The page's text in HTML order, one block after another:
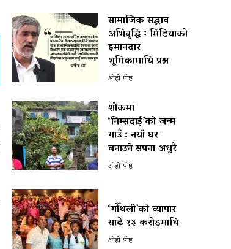
सामाजिक सद्भाव
अभिवृद्धि ः मिडियाको
इमानदार
भूमिकामाथि प्रश्न
ओहो पोष्ट
शोकमा
‘निम्सदाई’को जन्म
गाउँ : नयाँ घर
बनाउने सपना अधुरै
ओहो पोष्ट
‘गौँथली’को व्यापार
साढे १३ करोडमाथि
ओहो पोष्ट